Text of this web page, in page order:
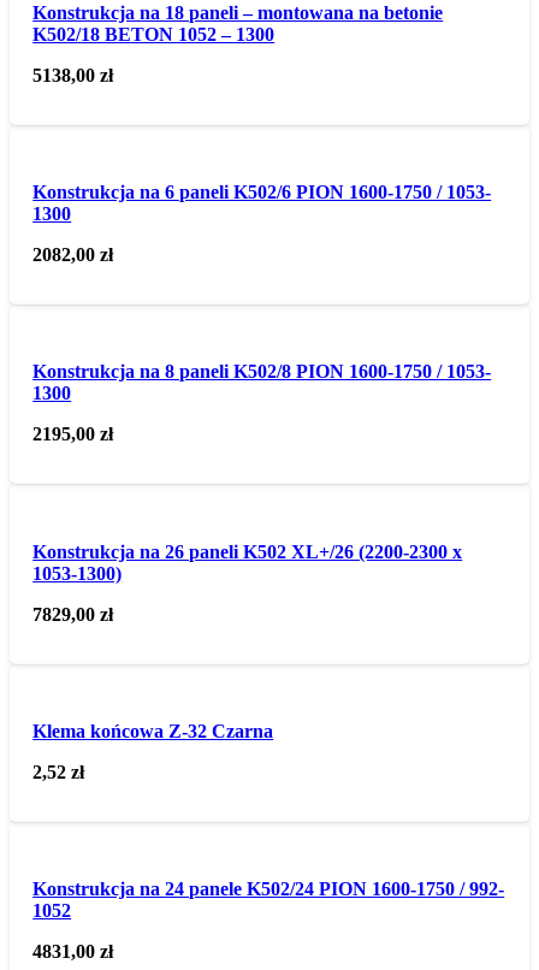
Konstrukcja na 18 paneli – montowana na betonie
K502/18 BETON 1052 – 1300
5138,00zł
Konstrukcja na 6 paneli K502/6 PION 1600-1750 / 1053-
1300
2082,00zł
Konstrukcja na 8 paneli K502/8 PION 1600-1750 / 1053-
1300
2195,00zł
Konstrukcja na 26 paneli K502 XL+/26 (2200-2300 x
1053-1300)
7829,00zł
Klema końcowa Z-32 Czarna
2,52zł
Konstrukcja na 24 panele K502/24 PION 1600-1750 / 992-
1052
4831,00zł